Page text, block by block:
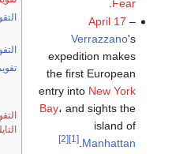
Fear
April 17 –
Verrazzano's
expedition makes
the first European
entry into New York
Bay، and sights the
island of
Manhattan
.
[1]
[2]